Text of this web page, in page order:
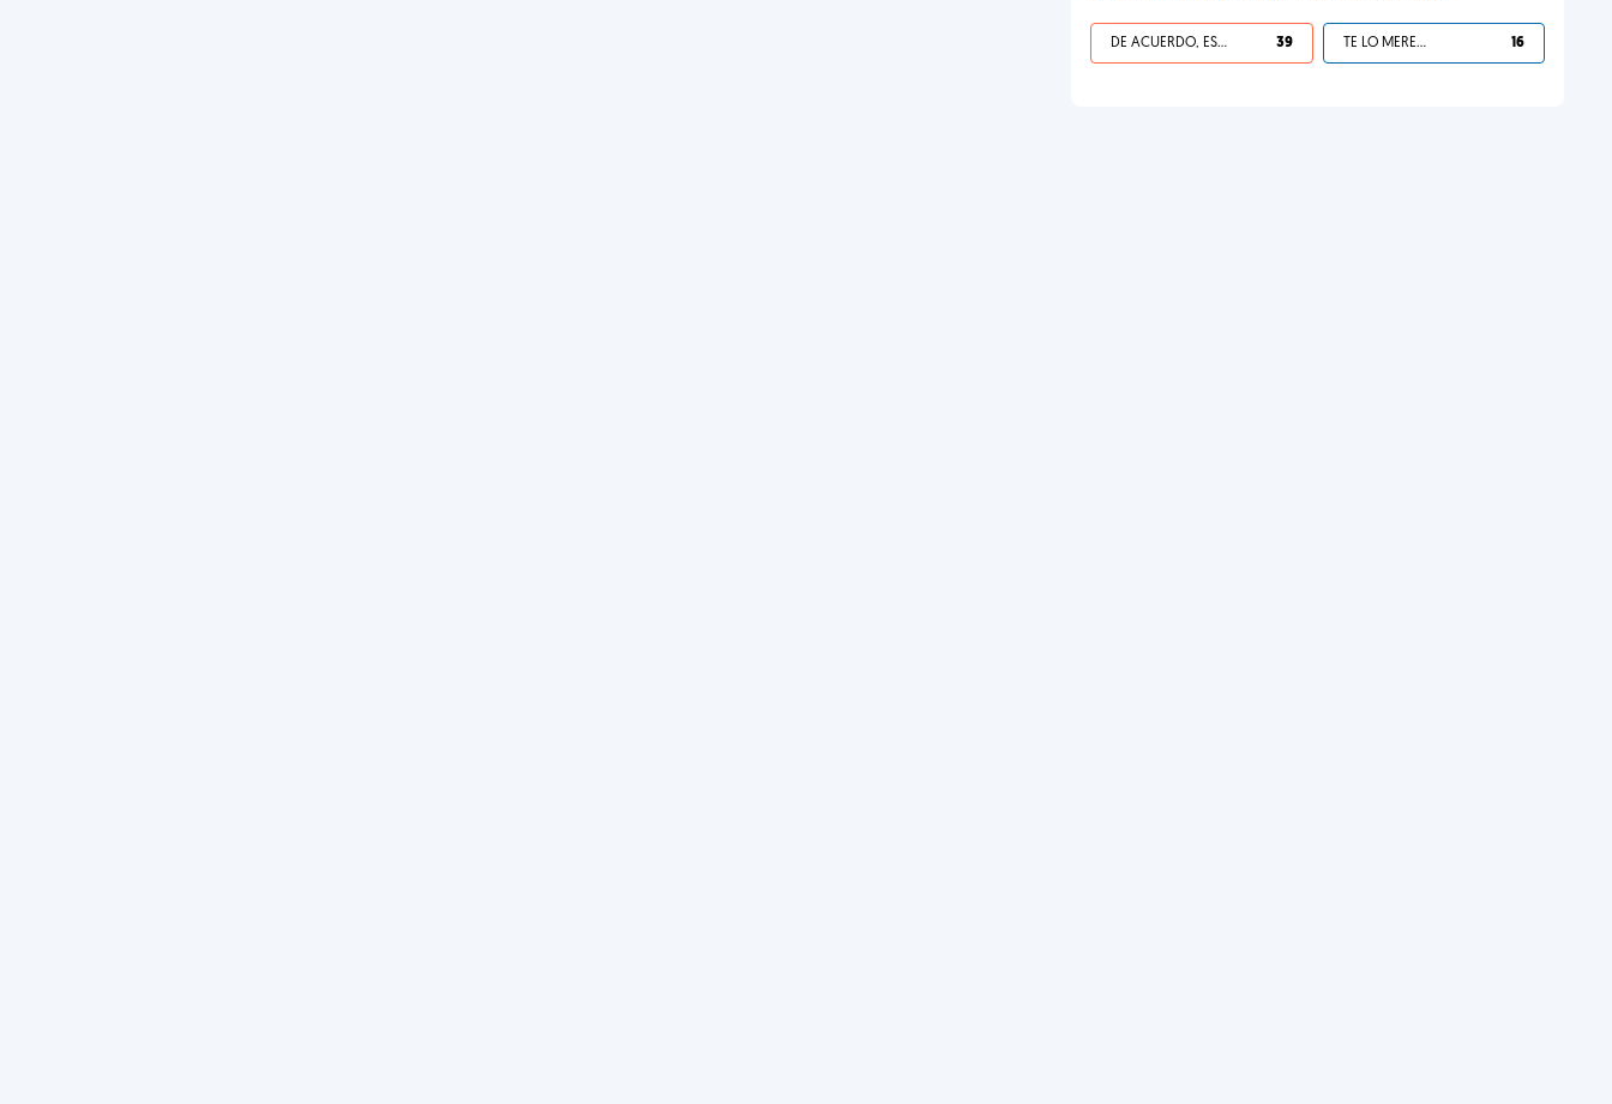
DE ACUERDO, ES UNA VIDA HP 39 TE LO MERECES 16